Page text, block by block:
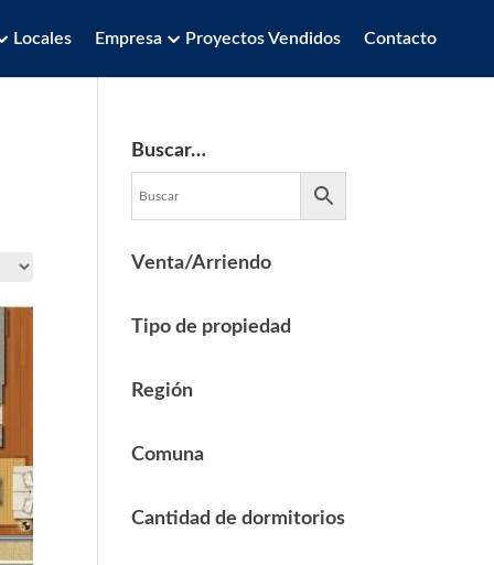
Locales Empresa Proyectos Vendidos Contacto
Buscar…
Venta/Arriendo
Tipo de propiedad
Región
Comuna
Cantidad de dormitorios